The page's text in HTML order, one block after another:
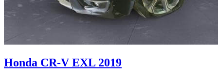
Honda CR-V EXL 2019